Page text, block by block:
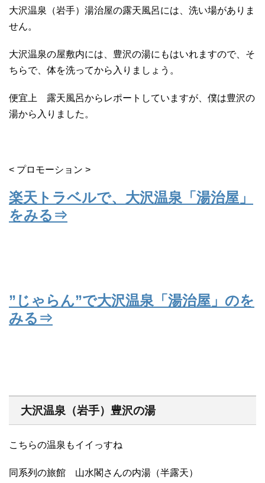
大沢温泉（岩手）湯治屋の露天風呂には、洗い場がありま
せん。
大沢温泉の屋敷内には、豊沢の湯にもはいれますので、そ
ちらで、体を洗ってから入りましょう。
便宜上 露天風呂からレポートしていますが、僕は豊沢の
湯から入りました。
< プロモーション >
楽天トラベルで、大沢温泉「湯治屋」
をみる⇒
”じゃらん”で大沢温泉「湯治屋」のを
みる⇒
大沢温泉（岩手）豊沢の湯
こちらの温泉もイイっすね
同系列の旅館 山水閣さんの内湯（半露天）